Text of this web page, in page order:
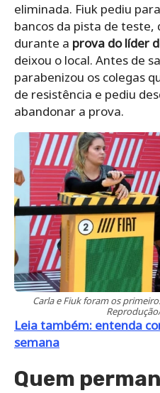
eliminada. Fiuk pediu
bancos da pista de
durante a prova do líder
deixou o local. Antes de
parabenizou os colegas
de resistência e pediu
abandonar a prova.
Carla e Fiuk foram os
Leia também: entenda
semana
Quem